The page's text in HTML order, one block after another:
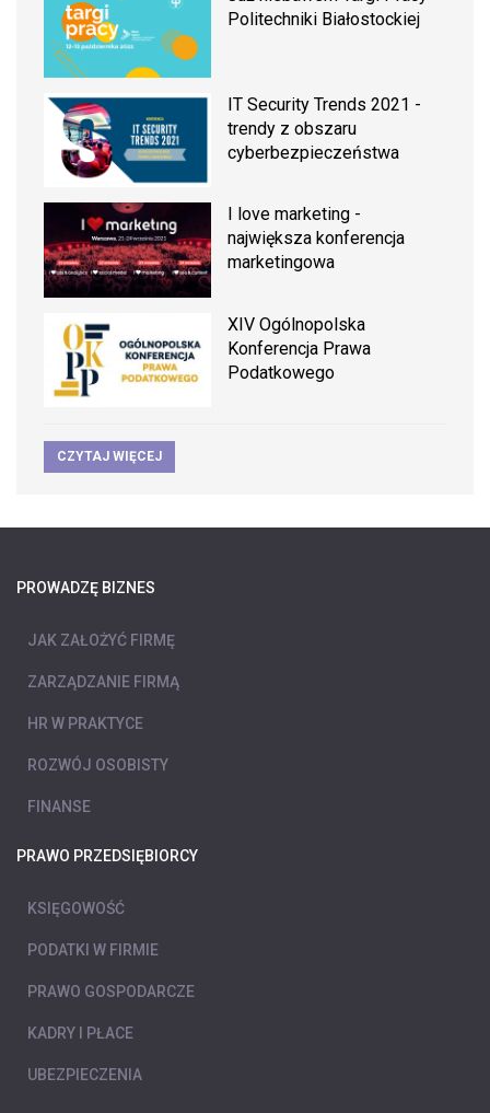
Politechniki Białostockiej
IT Security Trends 2021 -
trendy z obszaru
cyberbezpieczeństwa
I love marketing -
największa konferencja
marketingowa
XIV Ogólnopolska
Konferencja Prawa
Podatkowego
CZYTAJ WIĘCEJ
PROWADZĘ BIZNES
JAK ZAŁOŻYĆ FIRMĘ
ZARZĄDZANIE FIRMĄ
HR W PRAKTYCE
ROZWÓJ OSOBISTY
FINANSE
PRAWO PRZEDSIĘBIORCY
KSIĘGOWOŚĆ
PODATKI W FIRMIE
PRAWO GOSPODARCZE
KADRY I PŁACE
UBEZPIECZENIA